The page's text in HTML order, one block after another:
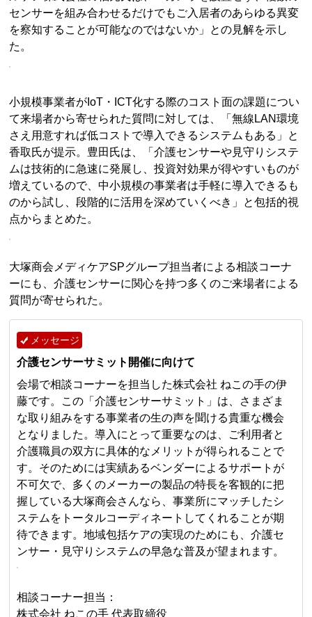
センサーを組み合わせるだけでもご入居者のあらゆる異変
を察知することが可能なのではないか」との見解を示し
た。
小規模事業者がIoT・ICT化する際のコスト面の課題につい
て来場者から寄せられた質問に対しては、「無線LAN環境
さえ用意すれば低コストで導入できるシステムもある」と
香取氏が提示。豊田氏は、「介護センサーや見守りシステ
ムは技術的に急速に発展し、投資対効果が得やすいものが
増えているので、中小規模の事業者は手軽に導入できるも
のから試し、段階的に活用を深めていくべき」と包括的視
点からまとめた。
大塚商会メディケアSPグループ担当者による相談コーナ
ーにも、介護センサーに関心を持つ多くのご来場者による
質問が寄せられた。
メッセージ
介護センサーサミット開催に向けて
会場で相談コーナーを担当した株式会社 ねこの手の伊
藤です。この「介護センサーサミット」は、さまざま
な取り組みをする事業者の生の声を聞ける貴重な機会
となりました。導入にとって重要なのは、ご利用者と
介護職員の双方に具体的なメリットが得られることで
す。そのためには実績あるベンダーによるサポートが
不可欠で、多くのメーカーの製品の特長を客観的に把
握している大塚商会さんなら、事業所にマッチしたシ
ステムをトータルコーディネートしてくれることが期
待できます。地域包括ケアの実現のためにも、介護セ
ンサー・見守りシステムの早急な普及が望まれます。
相談コーナー担当：
株式会社 ねこの手 代表取締役